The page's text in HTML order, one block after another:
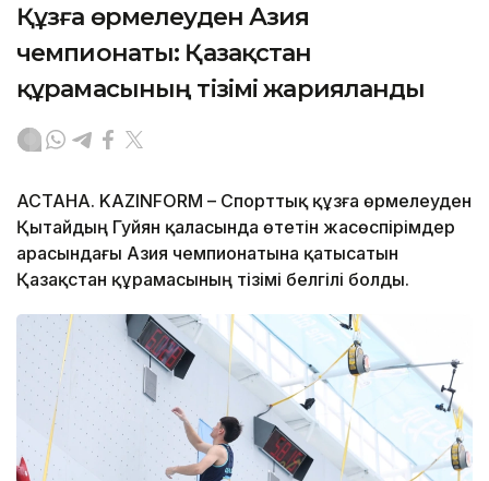
Құзға өрмелеуден Азия
чемпионаты: Қазақстан
құрамасының тізімі жарияланды
АСТАНА. KAZINFORM – Спорттық құзға өрмелеуден
Қытайдың Гуйян қаласында өтетін жасөспірімдер
арасындағы Азия чемпионатына қатысатын
Қазақстан құрамасының тізімі белгілі болды.